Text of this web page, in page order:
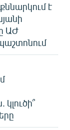
է
ԱԺ
կլուծի՞